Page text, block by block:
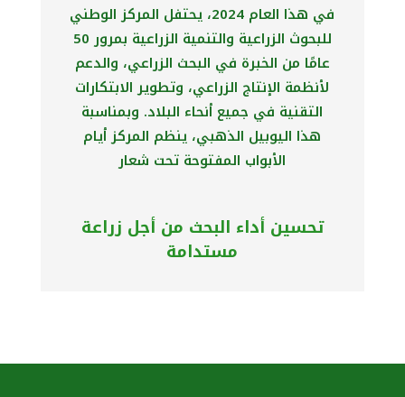
في هذا العام 2024، يحتفل المركز الوطني
للبحوث الزراعية والتنمية الزراعية بمرور 50
عامًا من الخبرة في البحث الزراعي، والدعم
لأنظمة الإنتاج الزراعي، وتطوير الابتكارات
التقنية في جميع أنحاء البلاد. وبمناسبة
هذا اليوبيل الذهبي، ينظم المركز أيام
الأبواب المفتوحة تحت شعار
تحسين أداء البحث من أجل زراعة
مستدامة